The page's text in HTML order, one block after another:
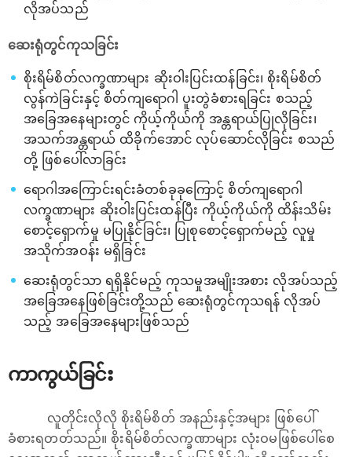
လိုအပ်သည်
ဆေးရုံတွင်ကုသခြင်း
စိုးရိမ်စိတ်လက္ခဏာများ ဆိုးဝါးပြင်းထန်ခြင်း၊ စိုးရိမ်စိတ်
လွန်ကဲခြင်းနှင့် စိတ်ကျရောဂါ ပူးတွဲခံစားရခြင်း စသည့်
အခြေအနေများတွင် ကိုယ့်ကိုယ်ကို အန္တရာယ်ပြုလိုခြင်း၊
အသက်အန္တရာယ် ထိခိုက်အောင် လုပ်ဆောင်လိုခြင်း စသည်
တို့ ဖြစ်ပေါ်လာခြင်း
ရောဂါအကြောင်းရင်းခံတစ်ခုခုကြောင့် စိတ်ကျရောဂါ
လက္ခဏာများ ဆိုးဝါးပြင်းထန်ပြီး ကိုယ့်ကိုယ်ကို ထိန်းသိမ်း
စောင့်ရှောက်မှု မပြုနိုင်ခြင်း၊ ပြုစုစောင့်ရှောက်မည့် လူမှု
အသိုက်အဝန်း မရှိခြင်း
ဆေးရုံတွင်သာ ရရှိနိုင်မည့် ကုသမှုအမျိုးအစား လိုအပ်သည့်
အခြေအနေဖြစ်ခြင်းတို့သည် ဆေးရုံတွင်ကုသရန် လိုအပ်
သည့် အခြေအနေများဖြစ်သည်
ကာကွယ်ခြင်း
လူတိုင်းလိုလို စိုးရိမ်စိတ် အနည်းနှင့်အများ ဖြစ်ပေါ်
ခံစားရတတ်သည်။ စိုးရိမ်စိတ်လက္ခဏာများ လုံးဝမဖြစ်ပေါ်စေ